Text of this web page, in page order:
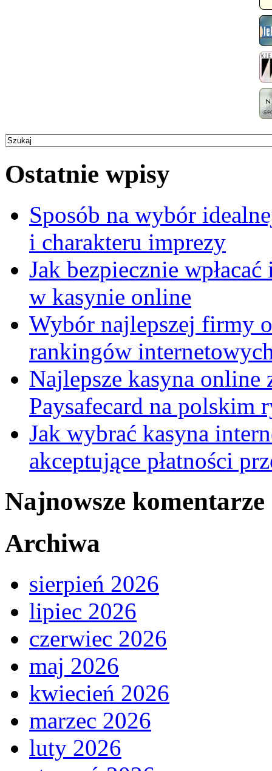
Ostatnie wpisy
Sposób na wybór
i charakteru imprezy
Jak bezpiecznie
w kasynie online
Wybór najlepszej firmy
rankingów
Najlepsze kasyna online
Paysafecard na polskim
Jak wybrać kasyna
akceptujące płatności
Najnowsze komentarze
Archiwa
sierpień 2026
lipiec 2026
czerwiec 2026
maj 2026
kwiecień 2026
marzec 2026
luty 2026